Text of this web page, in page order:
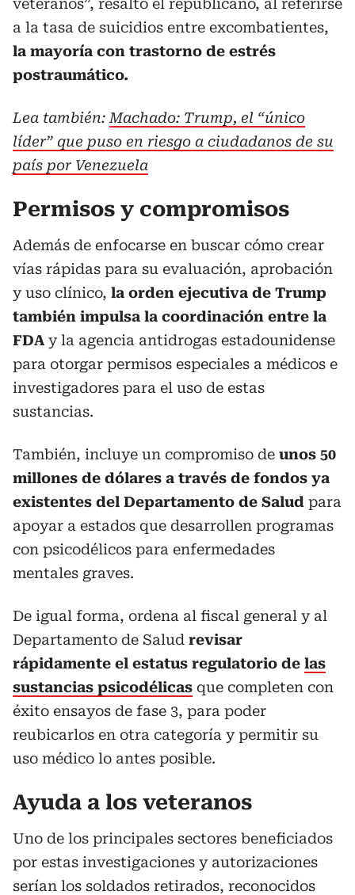
veteranos”, resaltó el republicano, al referirse
a la tasa de suicidios entre excombatientes,
la mayoría con trastorno de estrés
postraumático.
Lea también: Machado: Trump, el “único
líder” que puso en riesgo a ciudadanos de su
país por Venezuela
Permisos y compromisos
Además de enfocarse en buscar cómo crear
vías rápidas para su evaluación, aprobación
y uso clínico, la orden ejecutiva de Trump
también impulsa la coordinación entre la
FDA y la agencia antidrogas estadounidense
para otorgar permisos especiales a médicos e
investigadores para el uso de estas
sustancias.
También, incluye un compromiso de unos 50
millones de dólares a través de fondos ya
existentes del Departamento de Salud para
apoyar a estados que desarrollen programas
con psicodélicos para enfermedades
mentales graves.
De igual forma, ordena al fiscal general y al
Departamento de Salud revisar
rápidamente el estatus regulatorio de las
sustancias psicodélicas que completen con
éxito ensayos de fase 3, para poder
reubicarlos en otra categoría y permitir su
uso médico lo antes posible.
Ayuda a los veteranos
Uno de los principales sectores beneficiados
por estas investigaciones y autorizaciones
serían los soldados retirados, reconocidos